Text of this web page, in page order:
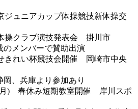
ジュニアカップ体操競技新体操交
操クラブ演技発表会 掛川市
メンバーで賛助出演
きれい杯競技会開催 岡崎市中央
、兵庫より参加あり
(月) 春休み短期教室開催 岸川スポ